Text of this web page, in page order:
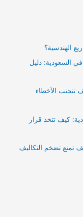
الهندسية؟
في السعودية: دليل
تتجنب الأخطاء
كيف تتخذ قرار
تمنع تضخم التكاليف